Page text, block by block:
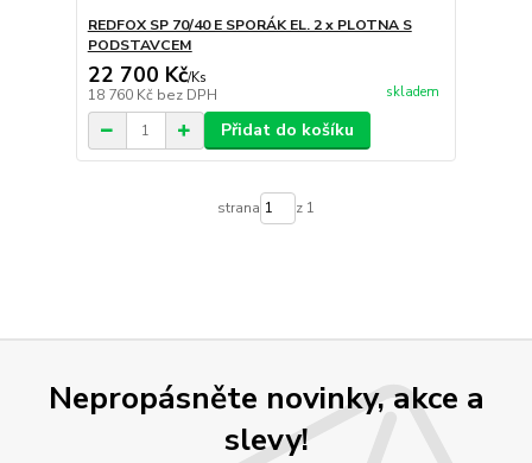
REDFOX SP 70/40 E SPORÁK EL. 2 x PLOTNA S
PODSTAVCEM
22 700 Kč/Ks
18 760 Kč bez DPH skladem
Přidat do košíku
strana z 1
Nepropásněte novinky, akce a
slevy!